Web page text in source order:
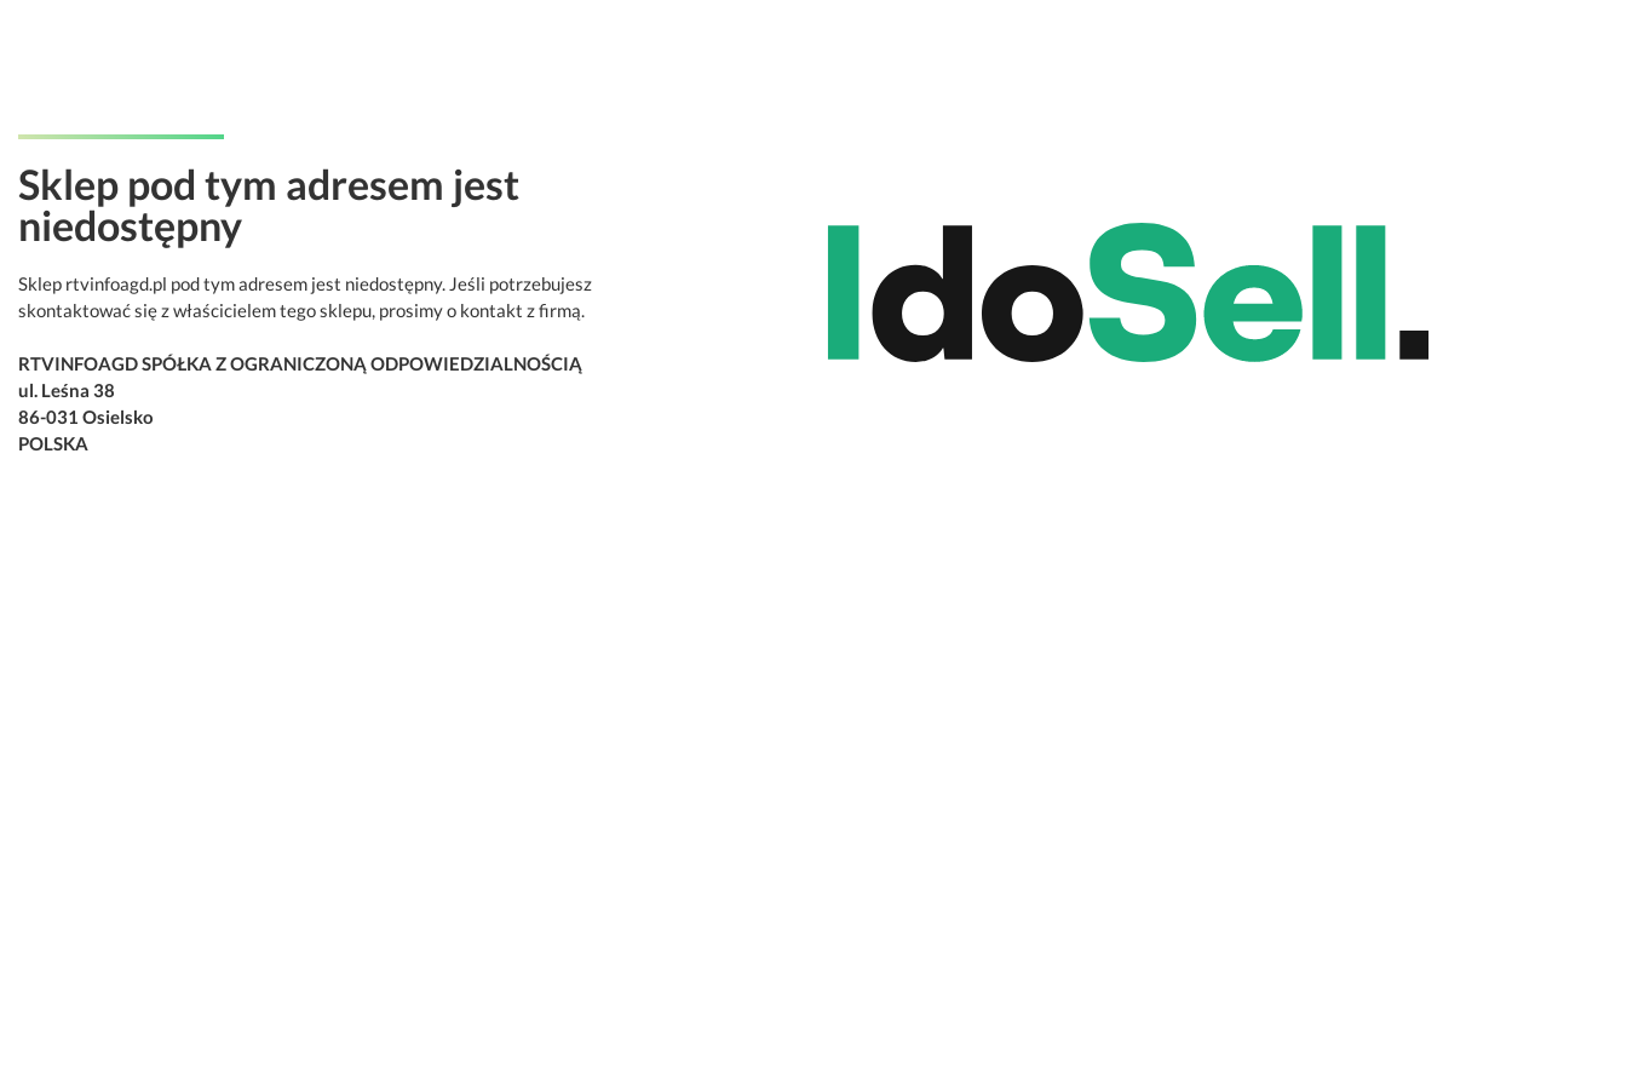
Sklep pod tym adresem jest
niedostępny
Sklep rtvinfoagd.pl pod tym adresem jest niedostępny. Jeśli potrzebujesz
skontaktować się z właścicielem tego sklepu, prosimy o kontakt z firmą.
RTVINFOAGD SPÓŁKA Z OGRANICZONĄ ODPOWIEDZIALNOŚCIĄ
ul. Leśna 38
86-031 Osielsko
POLSKA